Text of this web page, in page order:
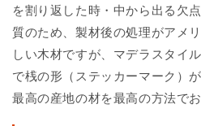
を割り返した時・中から出る欠
質のため、製材後の処理がアメ
しい木材ですが、マデラスタイ
で桟の形（ステッカーマーク）
最高の産地の材を最高の方法でお